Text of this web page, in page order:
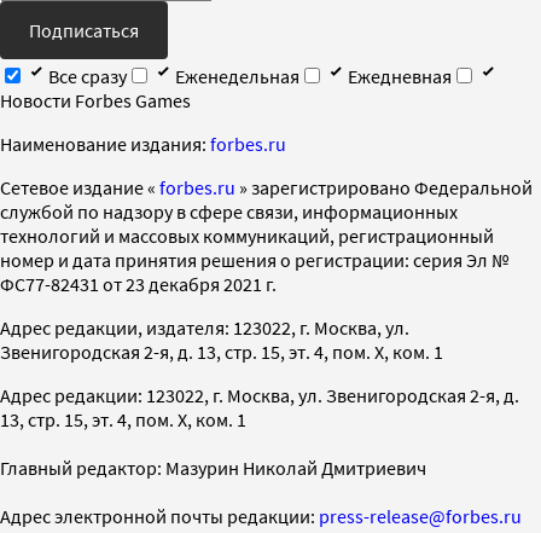
Подписаться
Все сразу
Еженедельная
Ежедневная
Новости Forbes Games
Наименование издания: forbes.ru
Cетевое издание « forbes.ru » зарегистрировано Федеральной
службой по надзору в сфере связи, информационных
технологий и массовых коммуникаций, регистрационный
номер и дата принятия решения о регистрации: серия Эл №
ФС77-82431 от 23 декабря 2021 г.
Адрес редакции, издателя: 123022, г. Москва, ул.
Звенигородская 2-я, д. 13, стр. 15, эт. 4, пом. X, ком. 1
Адрес редакции: 123022, г. Москва, ул. Звенигородская 2-я, д.
13, стр. 15, эт. 4, пом. X, ком. 1
Главный редактор: Мазурин Николай Дмитриевич
Адрес электронной почты редакции: press-release@forbes.ru